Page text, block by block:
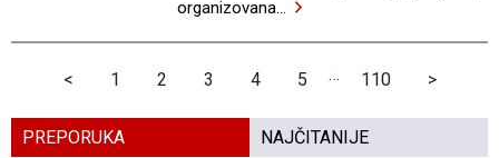
organizovana…
< 1 2 3 4 5 … 110 >
PREPORUKA NAJČITANIJE